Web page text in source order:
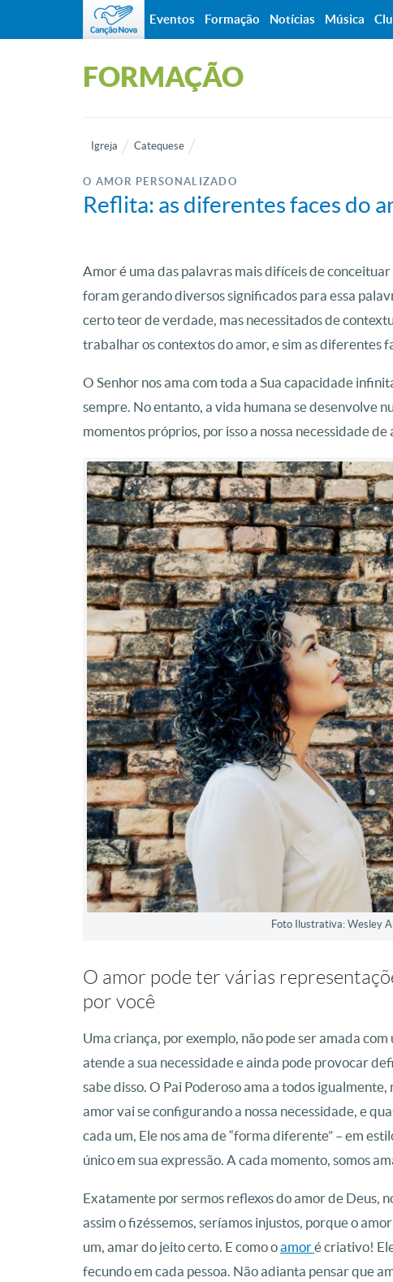
FORMAÇÃO
Igreja Catequese
O AMOR PERSONALIZADO
Reflita: as diferentes faces do
Amor é uma das palavras mais difíceis de
foram gerando diversos significados para essa
certo teor de verdade, mas necessitados de
trabalhar os contextos do amor, e sim as diferentes
O Senhor nos ama com toda a Sua capacidade
sempre. No entanto, a vida humana se desenvolve
momentos próprios, por isso a nossa necessidade
Foto Ilustrativa: Wesley
O amor pode ter várias
por você
Uma criança, por exemplo, não pode ser amada
atende a sua necessidade e ainda pode provocar
sabe disso. O Pai Poderoso ama a todos
amor vai se configurando a nossa necessidade, e
cada um, Ele nos ama de “forma diferente” – em
único em sua expressão. A cada momento, somos
Exatamente por sermos reflexos do amor de Deus,
assim o fizéssemos, seríamos injustos, porque o
um, amar do jeito certo. E como oamoré criativo!
fecundo em cada pessoa. Não adianta pensar que
Eventos Formação Notícias Música